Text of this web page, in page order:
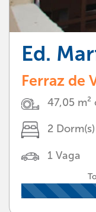
Ed.
Ferraz de
47,05 m²
2 Dorm(s)
1 Vaga